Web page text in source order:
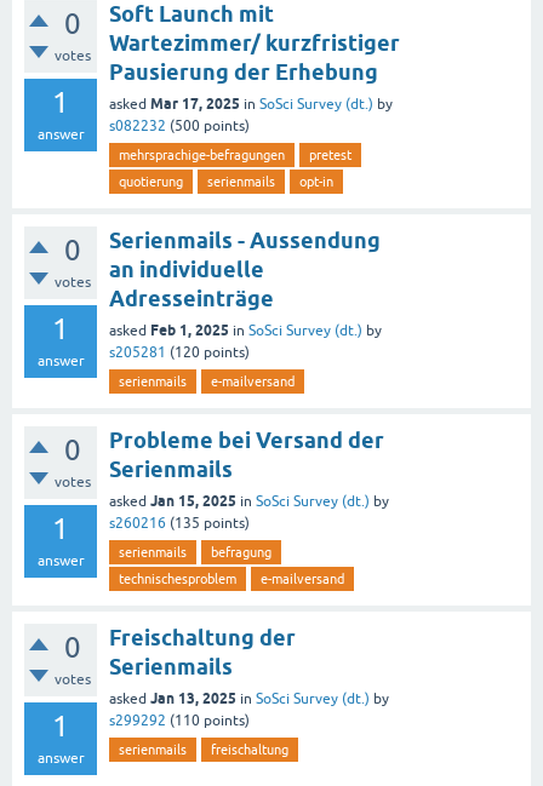
0
votes
1
answer
Soft Launch mit
Wartezimmer/ kurzfristiger
Pausierung der Erhebung
asked Mar 17, 2025 in SoSci Survey (dt.) by
s082232 (500 points)
mehrsprachige-befragungen
pretest
quotierung
serienmails opt-in
0
votes
1
answer
Serienmails - Aussendung
an individuelle
Adresseinträge
asked Feb 1, 2025 in SoSci Survey (dt.) by
s205281 (120 points)
serienmails e-mailversand
0
votes
1
answer
Probleme bei Versand der
Serienmails
asked Jan 15, 2025 in SoSci Survey (dt.) by
s260216 (135 points)
serienmails
befragung
technischesproblem
e-mailversand
0
votes
1
answer
Freischaltung der
Serienmails
asked Jan 13, 2025 in SoSci Survey (dt.) by
s299292 (110 points)
serienmails freischaltung